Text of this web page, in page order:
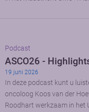
Podcast
ASCO26 -
19 juni 2026
In deze podcast kunt u
oncoloog Koos van der
Roodhart werkzaam in het